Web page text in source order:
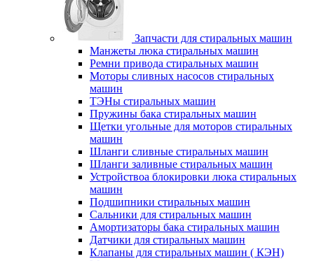
Запчасти для стиральных машин
Манжеты люка стиральных машин
Ремни привода стиральных машин
Моторы сливных насосов стиральных
машин
ТЭНы стиральных машин
Пружины бака стиральных машин
Щетки угольные для моторов стиральных
машин
Шланги сливные стиральных машин
Шланги заливные стиральных машин
Устройствоа блокировки люка стиральных
машин
Подшипники стиральных машин
Сальники для стиральных машин
Амортизаторы бака стиральных машин
Датчики для стиральных машин
Клапаны для стиральных машин ( КЭН)